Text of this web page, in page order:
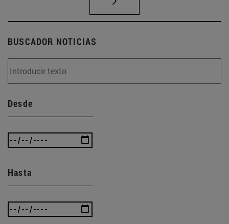
BUSCADOR NOTICIAS
Desde
Hasta